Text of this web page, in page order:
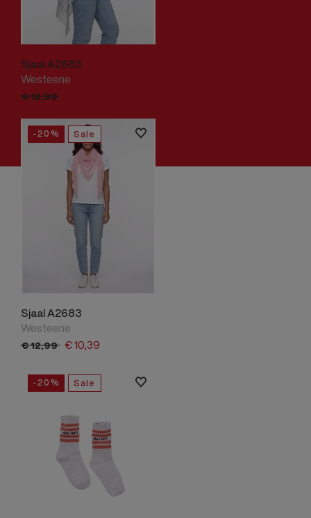
Sjaal A2683
Westeene
€12,99
-20% Sale
Sjaal A2683
Westeene
€12,99 €10,39
-20% Sale